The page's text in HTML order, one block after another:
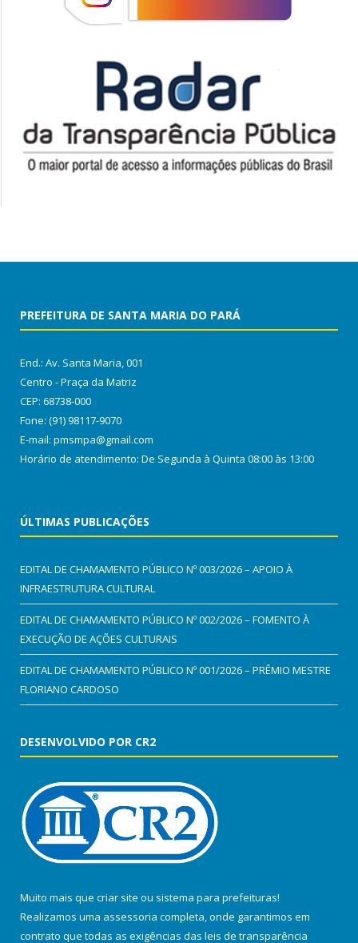
PREFEITURA DE SANTA MARIA DO PARÁ
End.: Av. Santa Maria, 001
Centro - Praça da Matriz
CEP: 68738-000
Fone: (91) 98117-9070
E-mail: pmsmpa@gmail.com
Horário de atendimento: De Segunda à Quinta 08:00 às 13:00
ÚLTIMAS PUBLICAÇÕES
EDITAL DE CHAMAMENTO PÚBLICO Nº 003/2026 – APOIO À
INFRAESTRUTURA CULTURAL
EDITAL DE CHAMAMENTO PÚBLICO Nº 002/2026 – FOMENTO À
EXECUÇÃO DE AÇÕES CULTURAIS
EDITAL DE CHAMAMENTO PÚBLICO Nº 001/2026 – PRÊMIO MESTRE
FLORIANO CARDOSO
DESENVOLVIDO POR CR2
Muito mais que criar site ou sistema para prefeituras!
Realizamos uma assessoria completa, onde garantimos em
contrato que todas as exigências das leis de transparência